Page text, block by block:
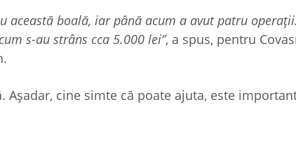
această boală, iar până acum a avut patru
s-au strâns cca 5.000 lei”, a spus, pentru
cine simte că poate ajuta, este